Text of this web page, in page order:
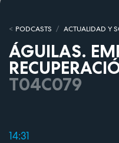
PODCASTS ACTUALIDAD Y
ÁGUILAS.
T04C079
14:31